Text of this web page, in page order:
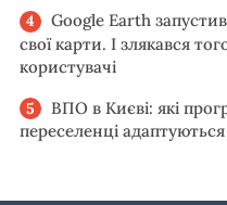
Google Earth
свої карти. І злякався
користувачі
ВПО в Києві: які
переселенці